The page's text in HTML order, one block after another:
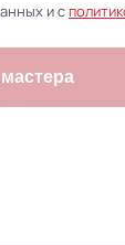
и с